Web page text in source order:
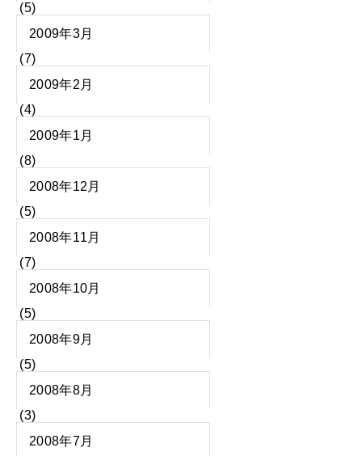
(5)
2009年3月
(7)
2009年2月
(4)
2009年1月
(8)
2008年12月
(5)
2008年11月
(7)
2008年10月
(5)
2008年9月
(5)
2008年8月
(3)
2008年7月